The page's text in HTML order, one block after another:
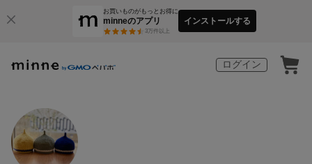
お買いものがもっとお得に
minneのアプリ
3万件以上
インストールする
ログイン